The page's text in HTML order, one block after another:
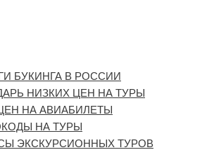
БУКИНГА В РОССИИ
НИЗКИХ ЦЕН НА ТУРЫ
НА АВИАБИЛЕТЫ
НА ТУРЫ
ЭКСКУРСИОННЫХ ТУРОВ